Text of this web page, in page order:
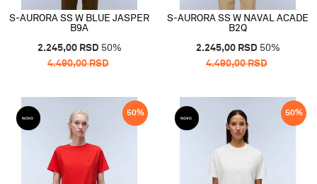
S-AURORA SS W BLUE JASPER
B9A
2.245,00 RSD 50%
4.490,00RSD
S-AURORA SS W NAVAL ACADE
B2Q
2.245,00 RSD 50%
4.490,00RSD
50% 50%